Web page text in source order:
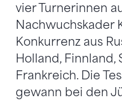
vier Turnerinnen
Nachwuchskader
Konkurrenz aus
Holland,
Frankreich. Die
gewann bei den